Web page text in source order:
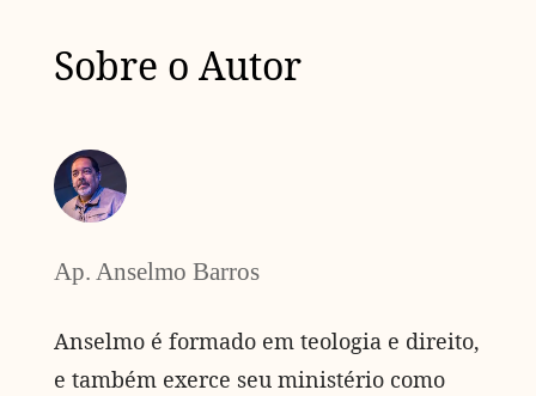
Sobre o Autor
Ap. Anselmo Barros
Anselmo é formado em teologia e direito,
e também exerce seu ministério como